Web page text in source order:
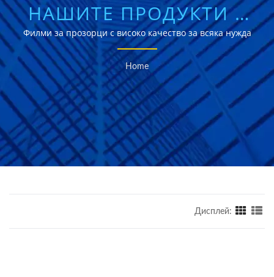
НАШИТЕ ПРОДУКТИ |
TOP COLOUR
Филми за прозорци с високо качество за всяка нужда
Home
Дисплей: